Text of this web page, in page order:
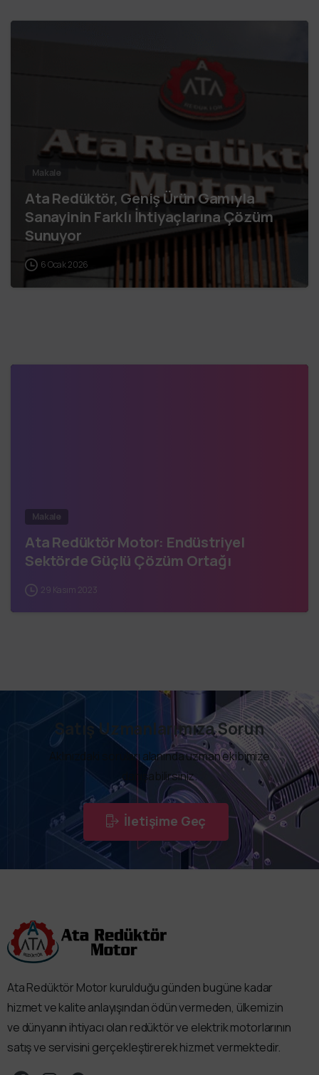
Makale
Ata Redüktör, Geniş Ürün Gamıyla
Sanayinin Farklı İhtiyaçlarına Çözüm
Sunuyor
6 Ocak 2026
Makale
Ata Redüktör Motor: Endüstriyel
Sektörde Güçlü Çözüm Ortağı
29 Kasım 2023
Satış Uzmanlarımıza Sorun
Aklınızdaki soruları alanında uzman ekibimize
danışabilirsiniz.
İletişime Geç
Ata Redüktör Motor kurulduğu günden bugüne kadar
hizmet ve kalite anlayışından ödün vermeden, ülkemizin
ve dünyanın ihtiyacı olan redüktör ve elektrik motorlarının
satış ve servisini gerçekleştirerek hizmet vermektedir.